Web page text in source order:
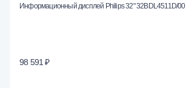
Информационный дисплей Philips 32" 32BDL4511D/00
98 591 ₽